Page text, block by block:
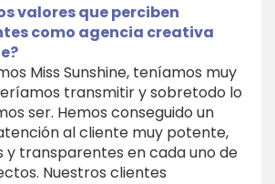
valores que perciben
como agencia creativa
Miss Sunshine, teníamos muy
transmitir y sobretodo lo
ser. Hemos conseguido un
al cliente muy potente,
y transparentes en cada uno de
Nuestros clientes